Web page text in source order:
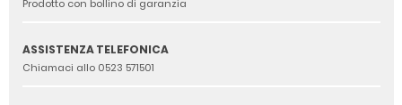
Prodotto con bollino di garanzia
ASSISTENZA TELEFONICA
Chiamaci allo 0523 571501